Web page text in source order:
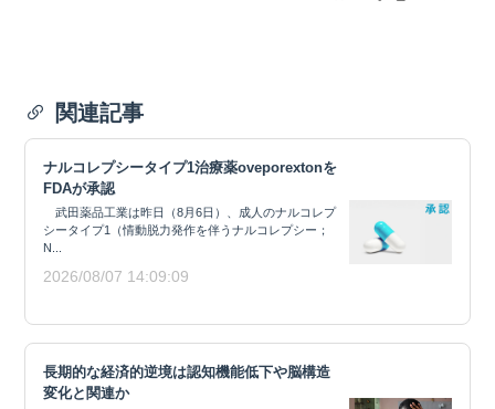
関連記事
ナルコレプシータイプ1治療薬oveporextonを
FDAが承認
武田薬品工業は昨日（8月6日）、成人のナルコレプ
シータイプ1（情動脱力発作を伴うナルコレプシー；
N...
2026/08/07 14:09:09
長期的な経済的逆境は認知機能低下や脳構造
変化と関連か